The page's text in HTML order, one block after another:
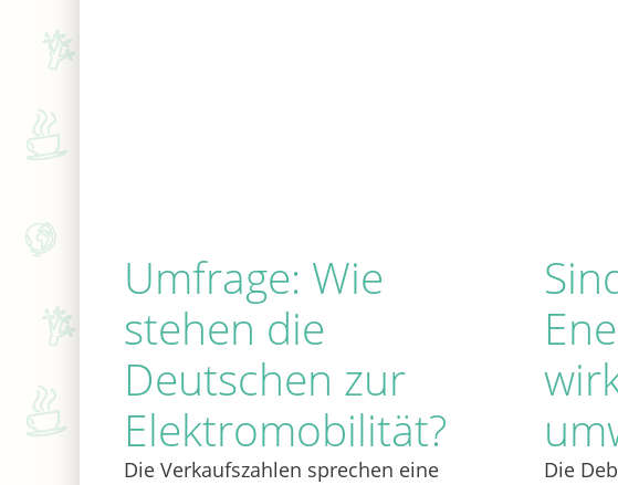
Umfrage: Wie
stehen die
Deutschen zur
Elektromobilität?
Die Verkaufszahlen sprechen eine
Die